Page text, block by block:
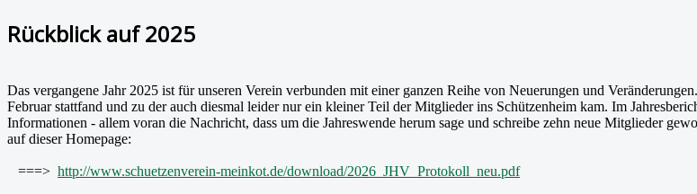
Rückblick auf 2025
Das vergangene Jahr 2025 ist für unseren Verein verbunden mit einer ganzen Reihe von Neuerungen und
Februar stattfand und zu der auch diesmal leider nur ein kleiner Teil der Mitglieder ins Schützenheim kam. Im
Informationen - allem voran die Nachricht, dass um die Jahreswende herum sage und schreibe zehn neue Mitglieder
auf dieser Homepage:
===> http://www.schuetzenverein-meinkot.de/download/2026_JHV_Protokoll_neu.pdf